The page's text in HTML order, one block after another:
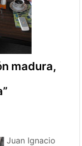
madura,
Juan Ignacio